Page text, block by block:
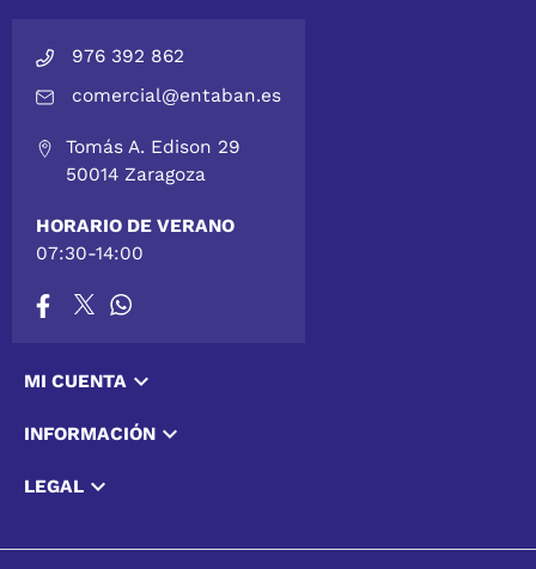
976 392 862
comercial@entaban.es
Tomás A. Edison 29
50014 Zaragoza
HORARIO DE VERANO
07:30-14:00
MI CUENTA 
INFORMACIÓN 
LEGAL 